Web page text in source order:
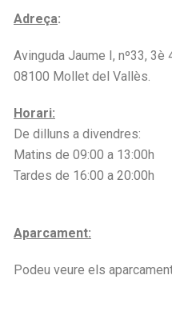
Adreça:
Avinguda Jaume I, nº33, 3è
08100 Mollet del Vallès.
Horari:
De dilluns a divendres:
Matins de 09:00 a 13:00h
Tardes de 16:00 a 20:00h
Aparcament:
Podeu veure els